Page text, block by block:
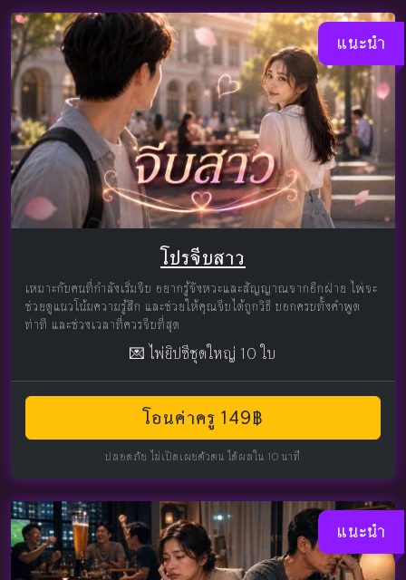
แนะนำ
โปรจีบสาว
เหมาะกับคนที่กำลังเริ่มจีบ อยากรู้จังหวะและสัญญาณจากอีกฝ่าย ไพ่จะ
ช่วยดูแนวโน้มความรู้สึก และช่วยให้คุณจีบได้ถูกวิธี บอกครบทั้งคำพูด
ท่าที และช่วงเวลาที่ควรจีบที่สุด
💌 ไพ่ยิปซีชุดใหญ่ 10 ใบ
โอนค่าครู 149฿
ปลอดภัย ไม่เปิดเผยตัวตน ได้ผลใน 10 นาที
แนะนำ